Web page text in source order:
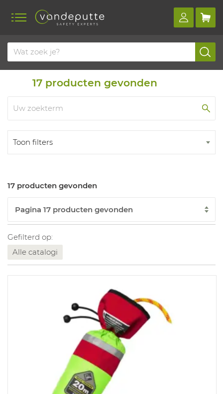
Home Producten
17 producten gevonden
Toon filters
17 producten gevonden
Gefilterd op:
Alle catalogi